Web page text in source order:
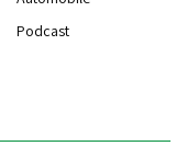
Podcast